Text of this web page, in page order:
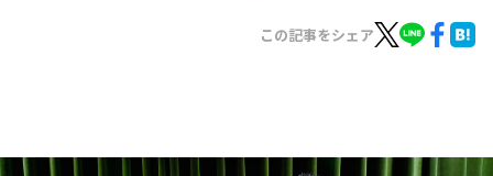
トピックス
この記事をシェア